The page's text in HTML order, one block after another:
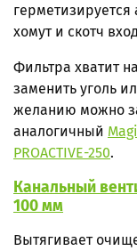
хомут и скотч
Фильтра хватит
заменить уголь
желанию можно
аналогичный
PROACTIVE-250.
Канальный
100 мм
Вытягивает